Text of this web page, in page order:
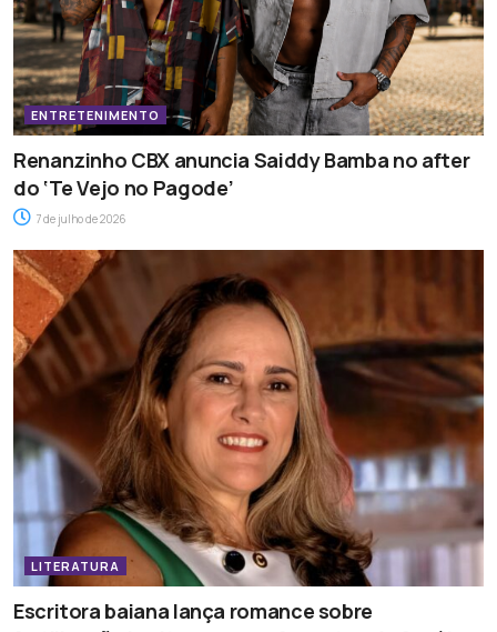
ENTRETENIMENTO
Renanzinho CBX anuncia Saiddy Bamba no after
do ‘Te Vejo no Pagode’
7 de julho de 2026
LITERATURA
Escritora baiana lança romance sobre